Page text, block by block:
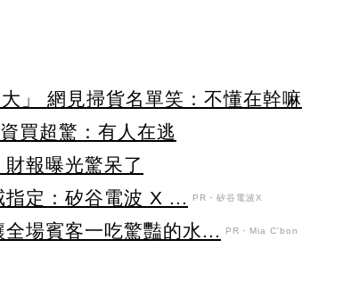
」 網見掃貨名單笑：不懂在幹嘛
買超驚：有人在逃
財報曝光驚呆了
定：矽谷電波 X ...
PR・矽谷電波X
場賓客一吃驚豔的水... PR・Mia C'bon